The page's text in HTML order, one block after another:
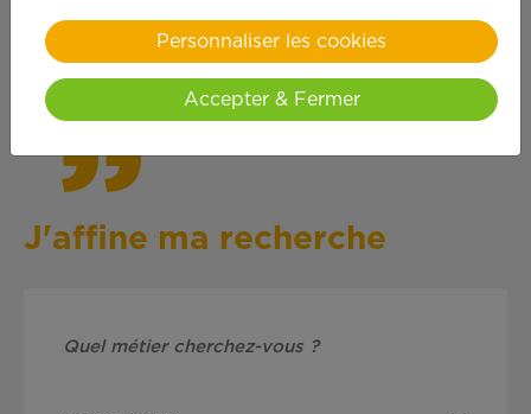
quand on y met du
cœur !
J'affine ma recherche
Personnaliser les cookies
Accepter & Fermer